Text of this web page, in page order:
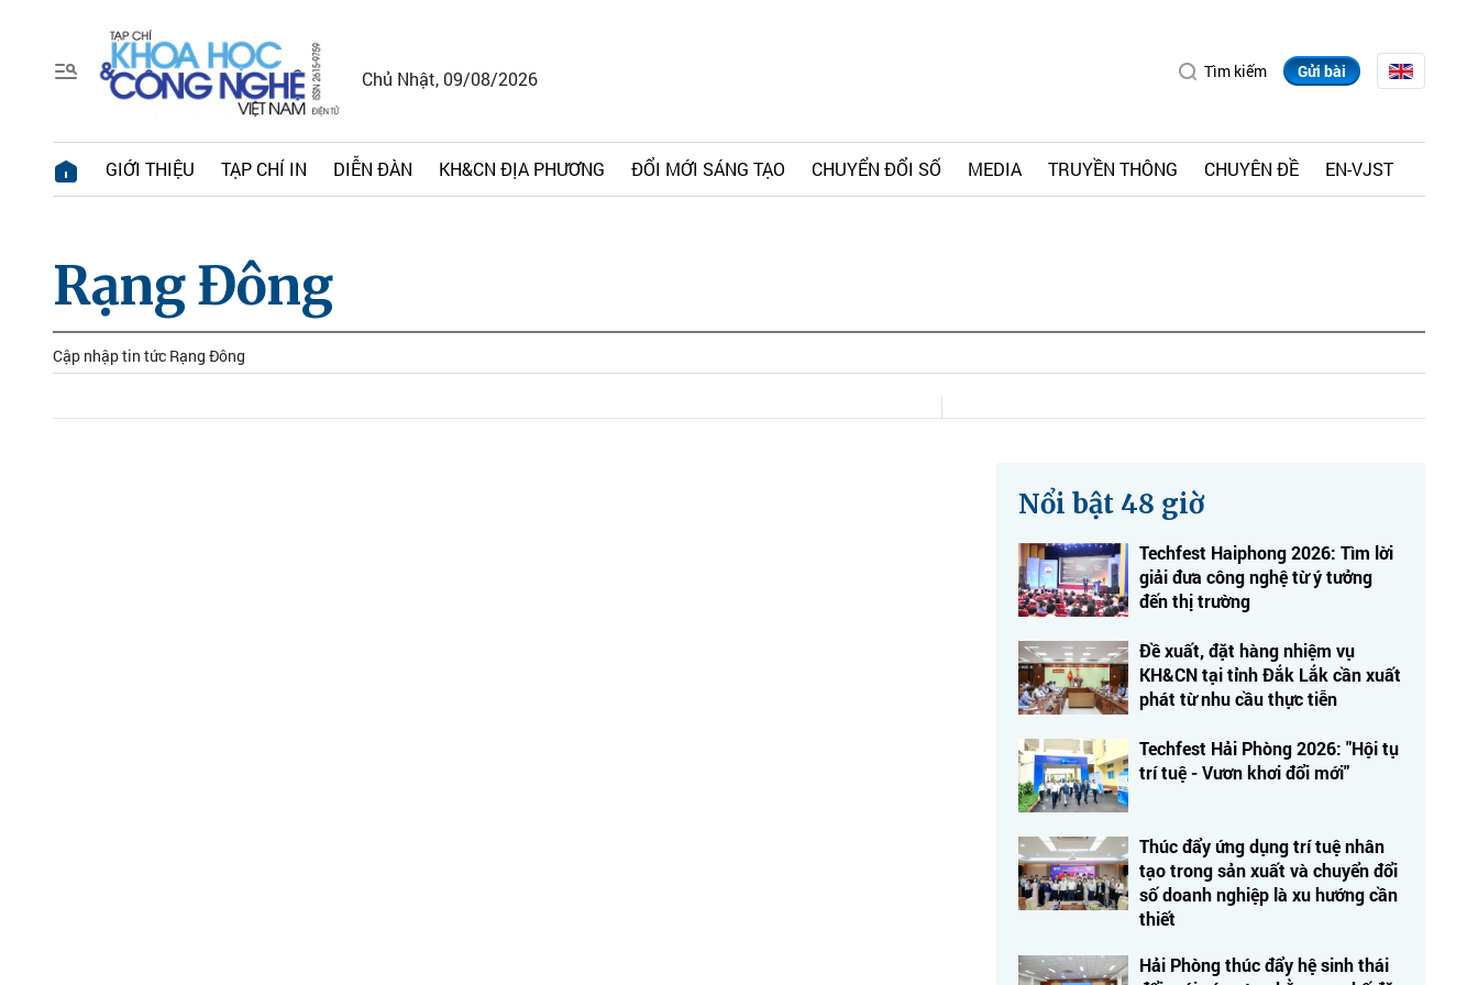
Chủ Nhật, 09/08/2026 Tìm kiếm Gửi bài
GIỚI THIỆU TẠP CHÍ IN DIỄN ĐÀN KH&CN ĐỊA PHƯƠNG ĐỔI MỚI SÁNG TẠO CHUYỂN ĐỔI SỐ MEDIA TRUYỀN THÔNG CHUYÊN ĐỀ EN-VJST
Rạng Đông
Cập nhập tin tức Rạng Đông
Nổi bật 48 giờ
Techfest Haiphong 2026: Tìm lời
giải đưa công nghệ từ ý tưởng
đến thị trường
Đề xuất, đặt hàng nhiệm vụ
KH&CN tại tỉnh Đắk Lắk cần xuất
phát từ nhu cầu thực tiễn
Techfest Hải Phòng 2026: "Hội tụ
trí tuệ - Vươn khơi đổi mới"
Thúc đẩy ứng dụng trí tuệ nhân
tạo trong sản xuất và chuyển đổi
số doanh nghiệp là xu hướng cần
thiết
Hải Phòng thúc đẩy hệ sinh thái